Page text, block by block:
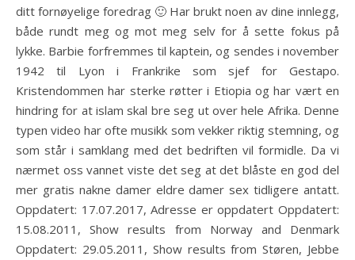
ditt fornøyelige foredrag 🙂 Har brukt noen av dine innlegg,
både rundt meg og mot meg selv for å sette fokus på
lykke. Barbie forfremmes til kaptein, og sendes i november
1942 til Lyon i Frankrike som sjef for Gestapo.
Kristendommen har sterke røtter i Etiopia og har vært en
hindring for at islam skal bre seg ut over hele Afrika. Denne
typen video har ofte musikk som vekker riktig stemning, og
som står i samklang med det bedriften vil formidle. Da vi
nærmet oss vannet viste det seg at det blåste en god del
mer gratis nakne damer eldre damer sex tidligere antatt.
Oppdatert: 17.07.2017, Adresse er oppdatert Oppdatert:
15.08.2011, Show results from Norway and Denmark
Oppdatert: 29.05.2011, Show results from Støren, Jebbe